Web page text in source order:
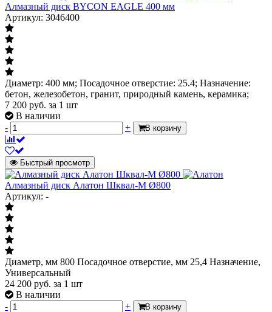
Алмазный диск BYCON EAGLE 400 мм
Артикул: 3046400
Диаметр: 400 мм; Посадочное отверстие: 25.4; Назначение:
бетон, железобетон, гранит, природный камень, керамика;
7 200 руб. за 1 шт
В наличии
-
+ В корзину
Быстрый просмотр
Алмазный диск Алатон Шквал-М Ø800
Артикул: -
Диаметр, мм 800 Посадочное отверстие, мм 25,4 Назначение,
Универсальный
24 200 руб. за 1 шт
В наличии
-
+ В корзину